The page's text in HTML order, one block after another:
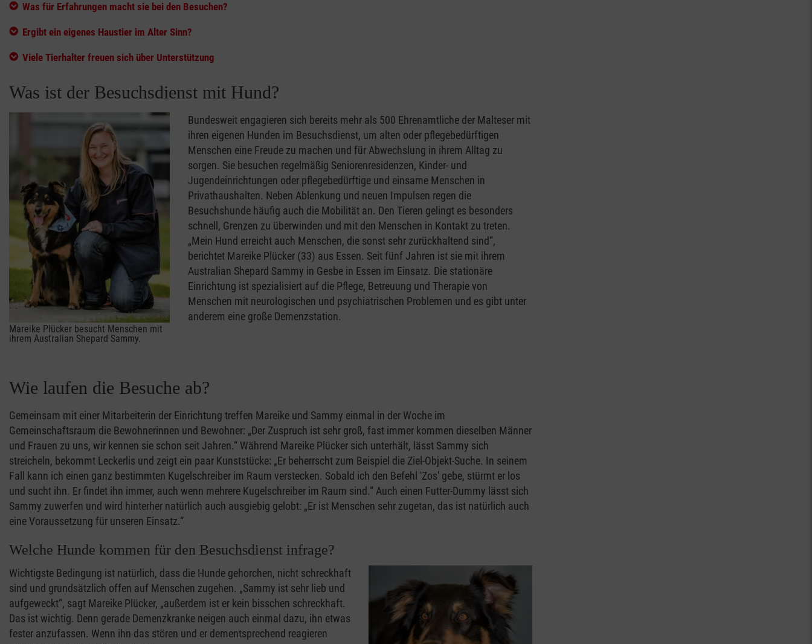
Was für Erfahrungen macht sie bei den Besuchen?
Ergibt ein eigenes Haustier im Alter Sinn?
Viele Tierhalter freuen sich über Unterstützung
Was ist der Besuchsdienst mit Hund?
Mareike Plücker besucht Menschen mit
ihrem Australian Shepard Sammy.
Bundesweit engagieren sich bereits mehr als 500 Ehrenamtliche der Malteser mit
ihren eigenen Hunden im Besuchsdienst, um alten oder pflegebedürftigen
Menschen eine Freude zu machen und für Abwechslung in ihrem Alltag zu
sorgen. Sie besuchen regelmäßig Seniorenresidenzen, Kinder- und
Jugendeinrichtungen oder pflegebedürftige und einsame Menschen in
Privathaushalten. Neben Ablenkung und neuen Impulsen regen die
Besuchshunde häufig auch die Mobilität an. Den Tieren gelingt es besonders
schnell, Grenzen zu überwinden und mit den Menschen in Kontakt zu treten.
„Mein Hund erreicht auch Menschen, die sonst sehr zurückhaltend sind“,
berichtet Mareike Plücker (33) aus Essen. Seit fünf Jahren ist sie mit ihrem
Australian Shepard Sammy in Gesbe in Essen im Einsatz. Die stationäre
Einrichtung ist spezialisiert auf die Pflege, Betreuung und Therapie von
Menschen mit neurologischen und psychiatrischen Problemen und es gibt unter
anderem eine große Demenzstation.
Wie laufen die Besuche ab?
Gemeinsam mit einer Mitarbeiterin der Einrichtung treffen Mareike und Sammy einmal in der Woche im
Gemeinschaftsraum die Bewohnerinnen und Bewohner: „Der Zuspruch ist sehr groß, fast immer kommen dieselben Männer
und Frauen zu uns, wir kennen sie schon seit Jahren.“ Während Mareike Plücker sich unterhält, lässt Sammy sich
streicheln, bekommt Leckerlis und zeigt ein paar Kunststücke: „Er beherrscht zum Beispiel die Ziel-Objekt-Suche. In seinem
Fall kann ich einen ganz bestimmten Kugelschreiber im Raum verstecken. Sobald ich den Befehl 'Zos' gebe, stürmt er los
und sucht ihn. Er findet ihn immer, auch wenn mehrere Kugelschreiber im Raum sind.“ Auch einen Futter-Dummy lässt sich
Sammy zuwerfen und wird hinterher natürlich auch ausgiebig gelobt: „Er ist Menschen sehr zugetan, das ist natürlich auch
eine Voraussetzung für unseren Einsatz.“
Welche Hunde kommen für den Besuchsdienst infrage?
Wichtigste Bedingung ist natürlich, dass die Hunde gehorchen, nicht schreckhaft
sind und grundsätzlich offen auf Menschen zugehen. „Sammy ist sehr lieb und
aufgeweckt“, sagt Mareike Plücker, „außerdem ist er kein bisschen schreckhaft.
Das ist wichtig. Denn gerade Demenzkranke neigen auch einmal dazu, ihn etwas
fester anzufassen. Wenn ihn das stören und er dementsprechend reagieren